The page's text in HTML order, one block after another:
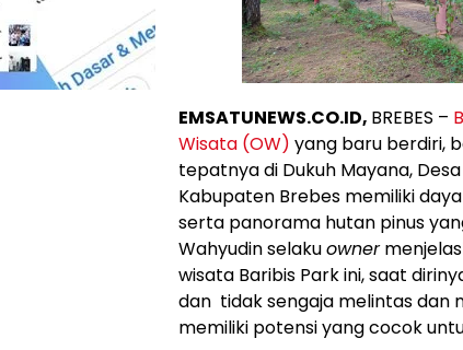
EMSATUNEWS.CO.ID, BREBES –
Wisata (OW) yang baru berdiri,
tepatnya di Dukuh Mayana,
Kabupaten Brebes memiliki
serta panorama hutan pinus
Wahyudin selakuowner
wisata Baribis Park ini, saat
dan tidak sengaja melintas dan
memiliki potensi yang cocok